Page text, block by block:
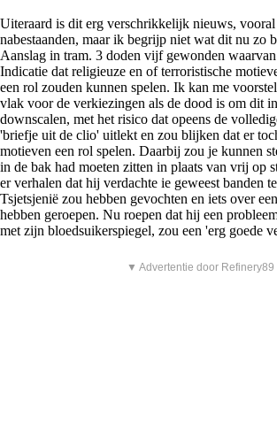
Uiteraard is dit erg verschrikkelijk nieuws,
nabestaanden, maar ik begrijp niet wat dit nu zo
Aanslag in tram. 3 doden vijf gewonden
Indicatie dat religieuze en of terroristische
een rol zouden kunnen spelen. Ik kan me
vlak voor de verkiezingen als de dood is om dit
downscalen, met het risico dat opeens de
'briefje uit de clio' uitlekt en zou blijken dat er
motieven een rol spelen. Daarbij zou je kunnen
in de bak had moeten zitten in plaats van vrij op
er verhalen dat hij verdachte ie geweest banden
Tsjetsjenië zou hebben gevochten en iets over
hebben geroepen. Nu roepen dat hij een
met zijn bloedsuikerspiegel, zou een 'erg goede
▼ Advertentie door Refinery89